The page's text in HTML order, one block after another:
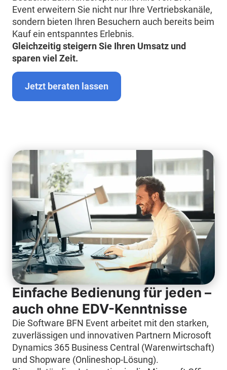
Event erweitern Sie nicht nur Ihre Vertriebskanäle,
sondern bieten Ihren Besuchern auch bereits beim
Kauf ein entspanntes Erlebnis.
Gleichzeitig steigern Sie Ihren Umsatz und
sparen viel Zeit.
Jetzt beraten lassen
Einfache Bedienung für jeden –
auch ohne EDV-Kenntnisse
Die Software BFN Event arbeitet mit den starken,
zuverlässigen und innovativen Partnern Microsoft
Dynamics 365 Business Central (Warenwirtschaft)
und Shopware (Onlineshop-Lösung).